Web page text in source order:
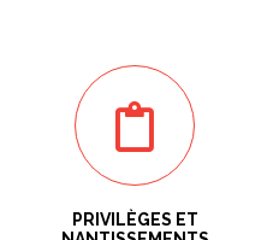
PRIVILÈGES ET